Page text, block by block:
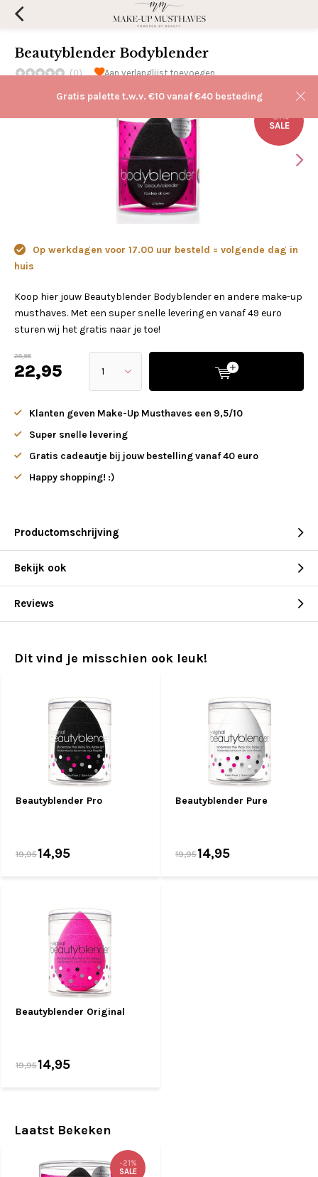
Gratis palette t.w.v. €10 vanaf €40 besteding
Beautyblender Bodyblender
(0) Aan verlanglijst toevoegen
-21%
SALE
Op werkdagen voor 17.00 uur besteld = volgende dag in
huis
Koop hier jouw Beautyblender Bodyblender en andere make-up
musthaves. Met een super snelle levering en vanaf 49 euro
sturen wij het gratis naar je toe!
28,95
22,95
Klanten geven Make-Up Musthaves een 9,5/10
Super snelle levering
Gratis cadeautje bij jouw bestelling vanaf 40 euro
Happy shopping! :)
Productomschrijving
Bekijk ook
Reviews
Dit vind je misschien ook leuk!
Beautyblender Pro
19,9514,95
Beautyblender Pure
19,9514,95
Beautyblender Original
19,9514,95
Laatst Bekeken
-21%
SALE